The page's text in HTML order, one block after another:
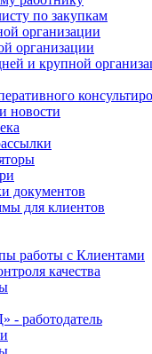
по закупкам
организации
организации
и крупной
новости
документов
для клиентов
работы с Клиентами
качества
- работодатель